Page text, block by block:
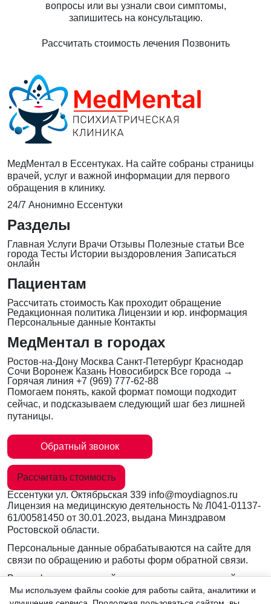
вопросы или вы узнали свои симптомы,
запишитесь на консультацию.
Рассчитать стоимость лечения Позвонить
МедМентал в Ессентуках. На сайте собраны страницы
врачей, услуг и важной информации для первого
обращения в клинику.
24/7 Анонимно Ессентуки
Разделы
Главная Услуги Врачи Отзывы Полезные статьи Все
города Тесты Истории выздоровления Записаться
онлайн
Пациентам
Рассчитать стоимость Как проходит обращение
Редакционная политика Лицензии и юр. информация
Персональные данные Контакты
МедМентал в городах
Ростов-на-Дону Москва Санкт-Петербург Краснодар
Сочи Воронеж Казань Новосибирск Все города →
Горячая линия +7 (969) 777-62-88
Помогаем понять, какой формат помощи подходит
сейчас, и подсказываем следующий шаг без лишней
путаницы.
Обратный звонок
Рассчитать стоимость
Ессентуки ул. Октябрьская 339 info@moydiagnos.ru
Лицензия на медицинскую деятельность № Л041-01137-
61/00581450 от 30.01.2023, выдана Минздравом
Ростовской области.
Персональные данные обрабатываются на сайте для
связи по обращению и работы форм обратной связи.
Вся информация на сайте носит ознакомительный
характер и не заменяет очную консультацию врача.
Мы используем файлы cookie для работы сайта, аналитики и